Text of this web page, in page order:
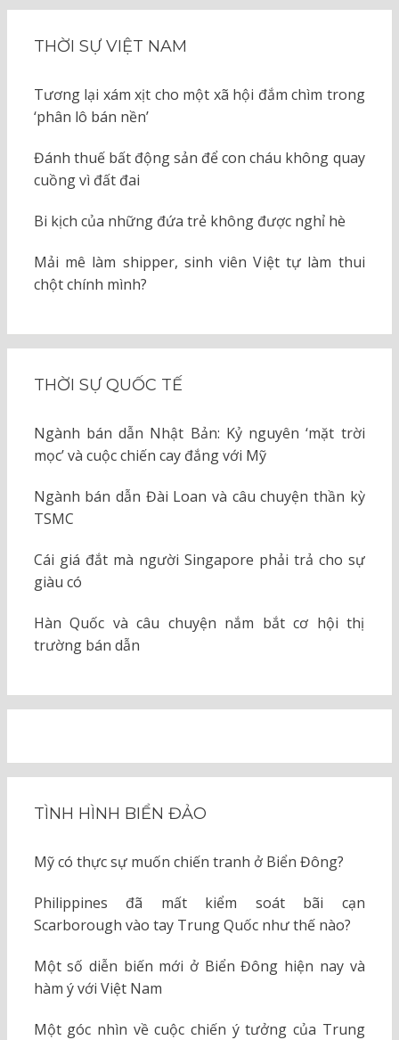
THỜI SỰ VIỆT NAM
Tương lại xám xịt cho một xã hội đắm chìm trong
‘phân lô bán nền’
Đánh thuế bất động sản để con cháu không quay
cuồng vì đất đai
Bi kịch của những đứa trẻ không được nghỉ hè
Mải mê làm shipper, sinh viên Việt tự làm thui
chột chính mình?
THỜI SỰ QUỐC TẾ
Ngành bán dẫn Nhật Bản: Kỷ nguyên ‘mặt trời
mọc’ và cuộc chiến cay đắng với Mỹ
Ngành bán dẫn Đài Loan và câu chuyện thần kỳ
TSMC
Cái giá đắt mà người Singapore phải trả cho sự
giàu có
Hàn Quốc và câu chuyện nắm bắt cơ hội thị
trường bán dẫn
TÌNH HÌNH BIỂN ĐẢO
Mỹ có thực sự muốn chiến tranh ở Biển Đông?
Philippines đã mất kiểm soát bãi cạn
Scarborough vào tay Trung Quốc như thế nào?
Một số diễn biến mới ở Biển Đông hiện nay và
hàm ý với Việt Nam
Một góc nhìn về cuộc chiến ý tưởng của Trung